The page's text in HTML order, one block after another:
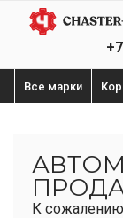
Все марки
К